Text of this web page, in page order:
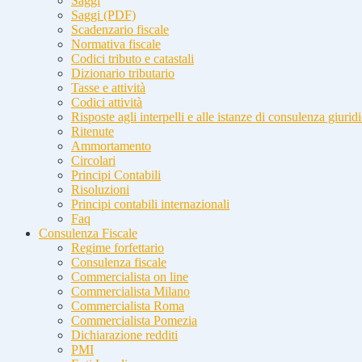
Saggi (PDF)
Scadenzario fiscale
Normativa fiscale
Codici tributo e catastali
Dizionario tributario
Tasse e attività
Codici attività
Risposte agli interpelli e alle istanze di consulenza
Ritenute
Ammortamento
Circolari
Principi Contabili
Risoluzioni
Principi contabili internazionali
Faq
Consulenza Fiscale
Regime forfettario
Consulenza fiscale
Commercialista on line
Commercialista Milano
Commercialista Roma
Commercialista Pomezia
Dichiarazione redditi
PMI